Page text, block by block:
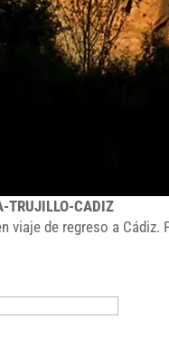
TRUJILLO-CADIZ
viaje de regreso a